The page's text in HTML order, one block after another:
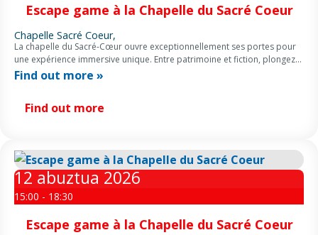
Escape game à la Chapelle du Sacré Coeur
Chapelle Sacré Coeur,
La chapelle du Sacré-Cœur ouvre exceptionnellement ses portes pour
une expérience immersive unique. Entre patrimoine et fiction, plongez
dans un escape game scénarisé au cœur des fresques et des mystères
Find out more »
Find out more
12abuztua2026
15:00 - 18:30
Escape game à la Chapelle du Sacré Coeur